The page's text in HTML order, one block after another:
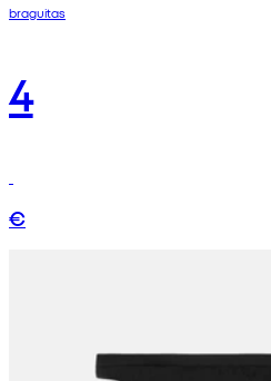
braguitas
4
€